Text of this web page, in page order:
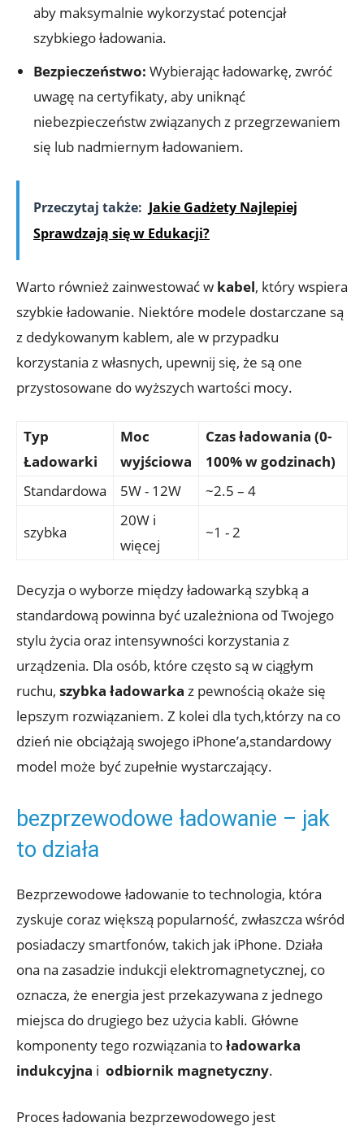
aby maksymalnie ⁣wykorzystać ⁤potencjał
szybkiego ładowania.
Bezpieczeństwo: Wybierając ładowarkę,⁢ zwróć
‌uwagę ‌na certyfikaty, aby uniknąć
niebezpieczeństw ‍związanych⁢ z przegrzewaniem
się‍ lub nadmiernym ładowaniem.
Przeczytaj także: Jakie Gadżety Najlepiej
Sprawdzają się w Edukacji?
Warto również zainwestować w kabel,‌ który wspiera
szybkie ładowanie. Niektóre modele dostarczane są
z dedykowanym kablem,‌ ale w ‌przypadku⁢
korzystania z własnych, upewnij się,⁤ że ‌są one
przystosowane do ​wyższych wartości mocy.
Typ
Ładowarki
Moc
wyjściowa
Czas ładowania (0-
100% w godzinach)
Standardowa
5W -⁣ 12W ~2.5 – 4
szybka
20W i
więcej
~1 ‍- ⁣2
Decyzja o wyborze między ładowarką szybką a
standardową powinna być uzależniona od‍ Twojego
stylu życia oraz ‍intensywności korzystania z
urządzenia.⁢ Dla osób,⁤ które często są⁣ w ciągłym
ruchu, szybka⁣ ładowarka z pewnością okaże ⁤się
lepszym rozwiązaniem. Z kolei ⁤dla tych,którzy na co
dzień nie⁢ obciążają swojego iPhone’a,standardowy
model może⁤ być ‌zupełnie ⁣wystarczający.
bezprzewodowe ‌ładowanie – jak
to ⁣działa
Bezprzewodowe‌ ładowanie to⁢ technologia, która
‌zyskuje‌ coraz większą popularność, zwłaszcza wśród
posiadaczy smartfonów, takich ‍jak iPhone. Działa
ona na⁣ zasadzie indukcji ⁣elektromagnetycznej, co
oznacza, że energia jest przekazywana​ z jednego⁢
miejsca ⁣do drugiego ‍bez użycia kabli. ⁣Główne
komponenty tego rozwiązania to⁣ładowarka
indukcyjna i ​ odbiornik⁣ magnetyczny.
Proces⁤ ładowania bezprzewodowego jest